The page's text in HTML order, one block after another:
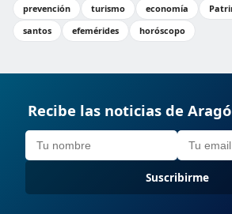
prevención
turismo economía
santos
efemérides horóscopo
Recibe las noticias de
Suscribirme